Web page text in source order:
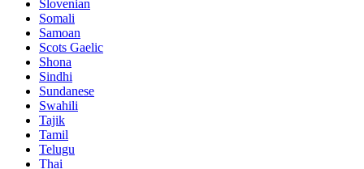
Slovenian
Somali
Samoan
Scots Gaelic
Shona
Sindhi
Sundanese
Swahili
Tajik
Tamil
Telugu
Thai